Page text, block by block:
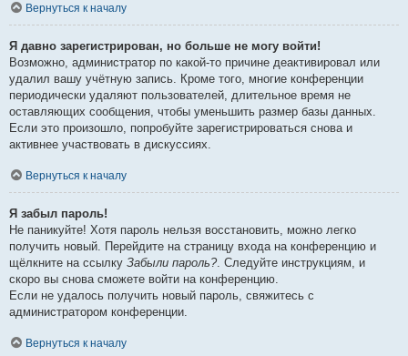
Вернуться к началу
Я давно зарегистрирован, но больше не могу войти!
Возможно, администратор по какой-то причине деактивировал или
удалил вашу учётную запись. Кроме того, многие конференции
периодически удаляют пользователей, длительное время не
оставляющих сообщения, чтобы уменьшить размер базы данных.
Если это произошло, попробуйте зарегистрироваться снова и
активнее участвовать в дискуссиях.
Вернуться к началу
Я забыл пароль!
Не паникуйте! Хотя пароль нельзя восстановить, можно легко
получить новый. Перейдите на страницу входа на конференцию и
щёлкните на ссылку Забыли пароль?. Следуйте инструкциям, и
скоро вы снова сможете войти на конференцию.
Если не удалось получить новый пароль, свяжитесь с
администратором конференции.
Вернуться к началу